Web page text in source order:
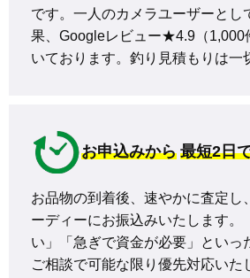
です。一人のカメラユーザーとし
果、Googleレビュー★4.9（1,000
いております。釣り見積もりは一
お申込みから 最短2日
お品物の到着後、速やかに査定し
ーディーにお振込みいたします。
い」「急ぎで資金が必要」といっ
ご相談で可能な限り優先対応い